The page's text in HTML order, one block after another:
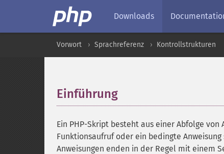
Downloads
Vorwort Sprachreferenz Kontrollstrukturen
Einführung
Ein PHP-Skript besteht aus einer Abfolge von
Funktionsaufruf oder ein bedingte
Anweisungen enden in der Regel mit einem